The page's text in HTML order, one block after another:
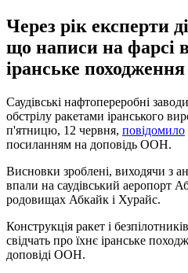
Через рік експерти
що написи на фарсі
іранське походження
Саудівські нафтопереробні
обстрілу ракетами іранського
п'ятницю, 12 червня, повідомило
посиланням на доповідь ООН.
Висновки зроблені, виходячи з
впали на саудівський аеропорт
родовищах Абкайк і Хурайс.
Конструкція ракет і
свідчать про їхнє іранське
доповіді ООН.